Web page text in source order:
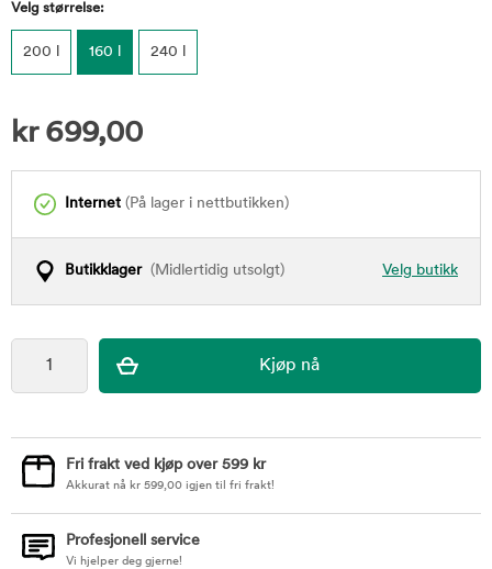
Velg størrelse:
200 l 160 l 240 l
kr 699,00
Internet (På lager i nettbutikken)
Velg butikk
Butikklager(Midlertidig utsolgt)
Fri frakt ved kjøp over 599 kr
Akkurat nå kr 599,00 igjen til fri frakt!
Profesjonell service
Vi hjelper deg gjerne!